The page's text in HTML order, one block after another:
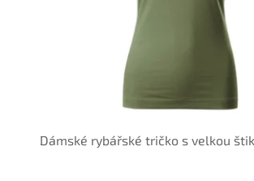
Dámské rybářské tričko s velkou